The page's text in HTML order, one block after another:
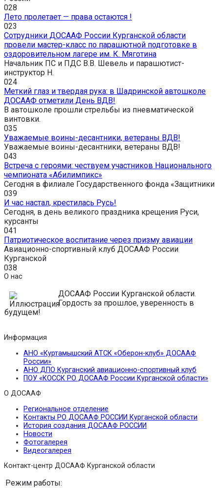
028
Лето пролетает — права остаются !
023
Сотрудники ДОСААФ России Курганской области
провели мастер-класс по парашютной подготовке в
оздоровительном лагере им. К. Мяготина
Начальник ПС и ПДС В.В. Шевель и парашютист-
инструктор Н.
024
Меткий глаз и твердая рука: в Шадринской автошколе
ДОСААФ отметили День ВДВ!
В автошколе прошли стрельбы из пневматической
винтовки.
035
Уважаемые воины-десантники, ветераны ВДВ!
Уважаемые воины-десантники, ветераны ВДВ!
043
Встреча с героями: чествуем участников Национального
чемпионата «Абилимпикс»
Сегодня в филиале Государственного фонда «Защитники
039
И час настал, крестилась Русь!
Сегодня, в день великого праздника крещения Руси,
курсанты
041
Патриотическое воспитание через призму авиации
Авиационно-спортивный клуб ДОСААФ России
Курганской
038
О нас
ДОСААФ России Курганской области.
Гордость за прошлое, уверенность в
будущем!
Информация
АНО «Куртамышский АТСК «Оберон-клуб» ДОСААФ
России»
АНО ДПО Курганский авиационно-спортивный клуб
ПОУ «КОССК РО ДОСААФ России Курганской области»
О ДОСААФ
Региональное отделение
Контакты РО ДОСААФ РОССИИ Курганской области
История создания ДОСААФ РОССИИ
Новости
Фотогалерея
Видеогалерея
Контакт-центр ДОСААФ Курганской области
Режим работы: